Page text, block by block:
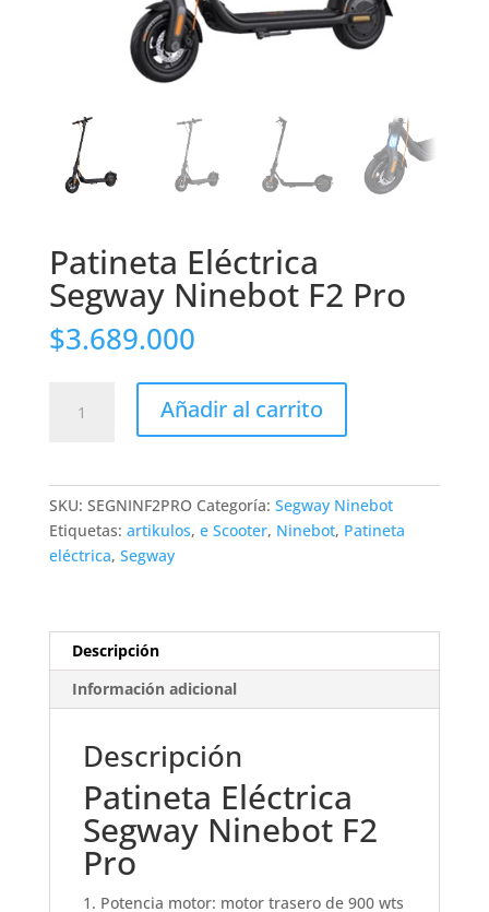
Patineta Eléctrica
Segway Ninebot F2 Pro
$3.689.000
Eléctrica
cantidad
Añadir al carrito
SKU: SEGNINF2PRO Categoría: Segway Ninebot
Etiquetas: artikulos, e Scooter, Ninebot, Patineta
eléctrica, Segway
Descripción
Información adicional
Descripción
Patineta Eléctrica
Segway Ninebot F2
Pro
1. Potencia motor: motor trasero de 900 wts